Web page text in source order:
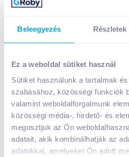
Beleegyezés Részletek
Ez a weboldal sütiket használ
Sütiket használunk a tartalmak
szabásához, közösségi funkciók
valamint weboldalforgalmunk
közösségi média-, hirdető- és
megosztjuk az Ön
adatait, akik kombinálhatják az
adatokkal, amelyeket Ön adott
Head & Shoulders
balzsam 225 ml 2in1
1 599Ft /
Nettó eladási ár: 1 259
KosárbaKosárba
A termék megszűnt